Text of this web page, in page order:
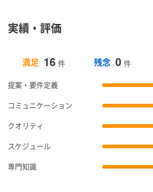
実績・評価
満足 16 件 残念 0 件
提案・要件定義
コミュニケーション
クオリティ
スケジュール
専門知識